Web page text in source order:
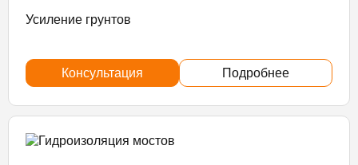
Усиление грунтов
Консультация Подробнее